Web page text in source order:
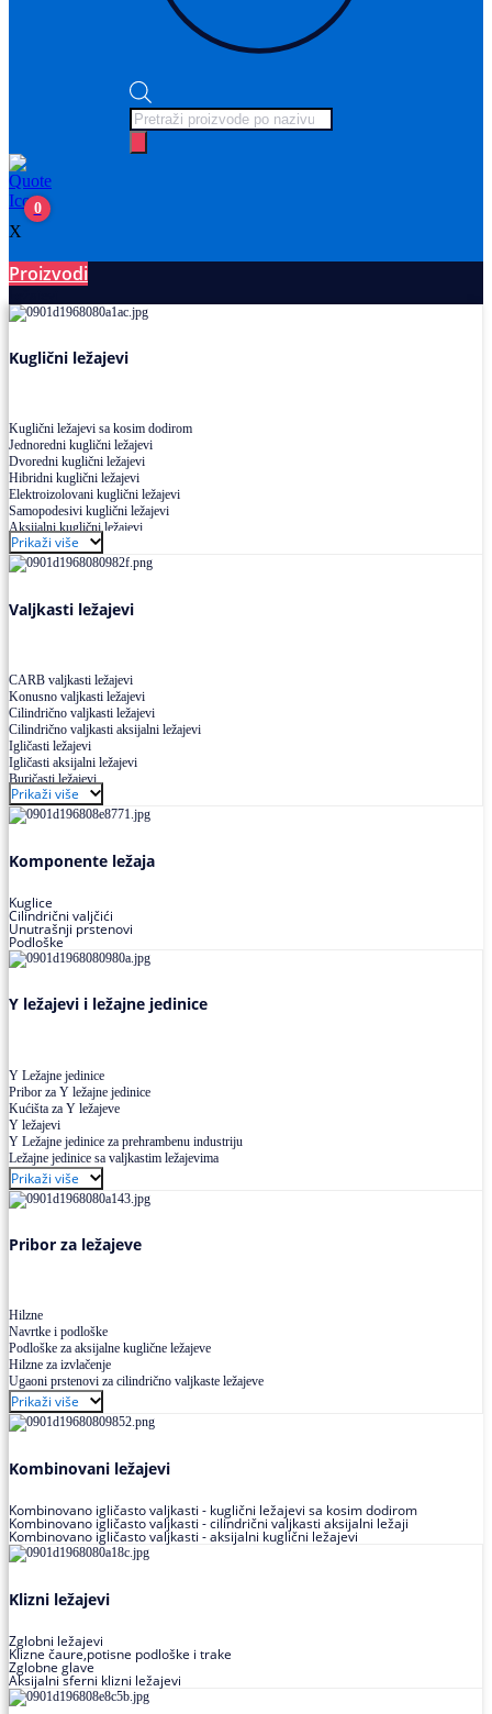
Products
search
0
X
Proizvodi
Kuglični ležajevi
Kuglični ležajevi sa kosim dodirom
Jednoredni kuglični ležajevi
Dvoredni kuglični ležajevi
Hibridni kuglični ležajevi
Elektroizolovani kuglični ležajevi
Samopodesivi kuglični ležajevi
Aksijalni kuglični ležajevi
Kuglični ležajevi od nerđajućeg čelika
Prikaži više
Valjkasti ležajevi
CARB valjkasti ležajevi
Konusno valjkasti ležajevi
Cilindrično valjkasti ležajevi
Cilindrično valjkasti aksijalni ležajevi
Igličasti ležajevi
Igličasti aksijalni ležajevi
Buričasti ležajevi
Buričasti zaptiveni ležajevi
Buričasti aksijalni ležajevi
Prikaži više
Komponente ležaja
Kuglice
Cilindrični valjčići
Unutrašnji prstenovi
Podloške
Y ležajevi i ležajne jedinice
Y Ležajne jedinice
Pribor za Y ležajne jedinice
Kućišta za Y ležajeve
Y ležajevi
Y Ležajne jedinice za prehrambenu industriju
Ležajne jedinice sa valjkastim ležajevima
Prikaži više
Pribor za ležajeve
Hilzne
Navrtke i podloške
Podloške za aksijalne kuglične ležajeve
Hilzne za izvlačenje
Ugaoni prstenovi za cilindrično valjkaste ležajeve
Prikaži više
Kombinovani ležajevi
Kombinovano igličasto valjkasti - kuglični ležajevi sa kosim dodirom
Kombinovano igličasto valjkasti - cilindrični valjkasti aksijalni ležaji
Kombinovano igličasto valjkasti - aksijalni kuglični ležajevi
Klizni ležajevi
Zglobni ležajevi
Klizne čaure,potisne podloške i trake
Zglobne glave
Aksijalni sferni klizni ležajevi